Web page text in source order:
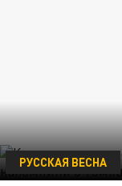
РУССКАЯ ВЕСНА